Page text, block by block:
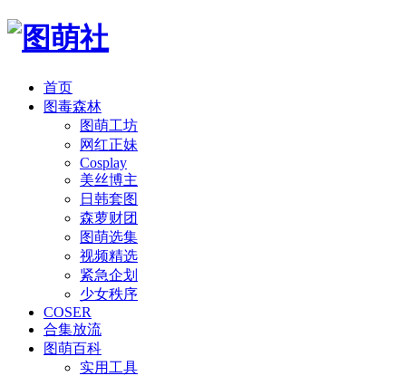
首页
图毒森林
图萌工坊
网红正妹
Cosplay
美丝博主
日韩套图
森萝财团
图萌选集
视频精选
紧急企划
少女秩序
COSER
合集放流
图萌百科
实用工具